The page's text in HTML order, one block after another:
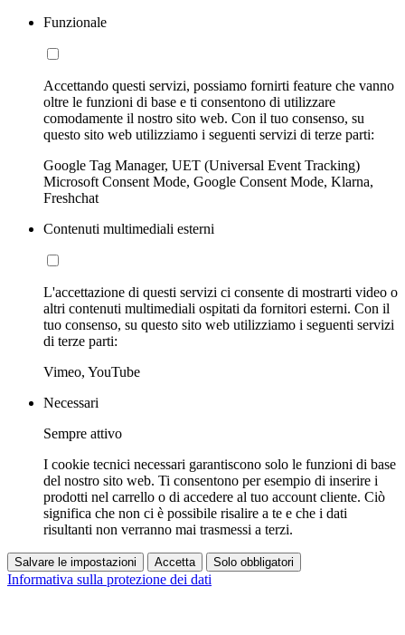
Funzionale
Accettando questi servizi, possiamo fornirti feature che vanno
oltre le funzioni di base e ti consentono di utilizzare
comodamente il nostro sito web. Con il tuo consenso, su
questo sito web utilizziamo i seguenti servizi di terze parti:
Google Tag Manager, UET (Universal Event Tracking)
Microsoft Consent Mode, Google Consent Mode, Klarna,
Freshchat
Contenuti multimediali esterni
L'accettazione di questi servizi ci consente di mostrarti video o
altri contenuti multimediali ospitati da fornitori esterni. Con il
tuo consenso, su questo sito web utilizziamo i seguenti servizi
di terze parti:
Vimeo, YouTube
Necessari
Sempre attivo
I cookie tecnici necessari garantiscono solo le funzioni di base
del nostro sito web. Ti consentono per esempio di inserire i
prodotti nel carrello o di accedere al tuo account cliente. Ciò
significa che non ci è possibile risalire a te e che i dati
risultanti non verranno mai trasmessi a terzi.
Salvare le impostazioni Accetta Solo obbligatori
Informativa sulla protezione dei dati